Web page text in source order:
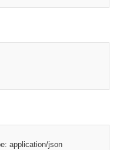
application/json